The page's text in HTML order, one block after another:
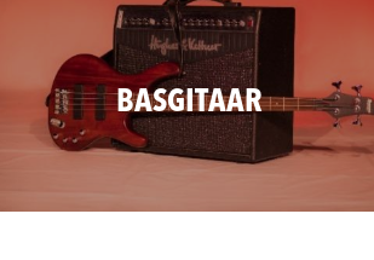
BASGITAAR